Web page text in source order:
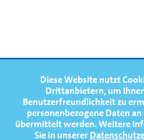
Diese Website nutzt
Drittanbietern, um
Benutzerfreundlichkeit zu
personenbezogene Daten
übermittelt werden. Weitere
Sie in unserer
FOOTERNAVIGATION
NEWS